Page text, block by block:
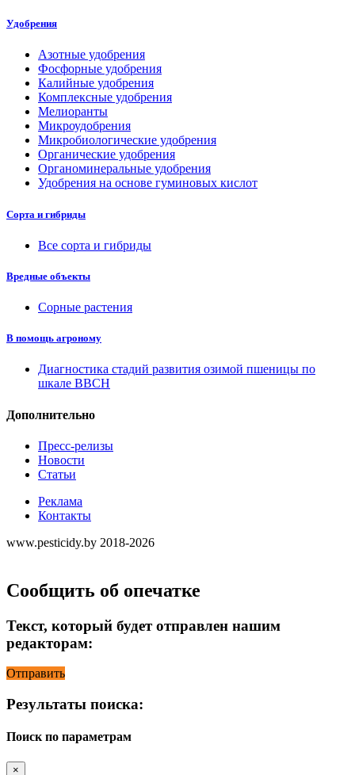
Удобрения
Азотные удобрения
Фосфорные удобрения
Калийные удобрения
Комплексные удобрения
Мелиоранты
Микроудобрения
Микробиологические удобрения
Органические удобрения
Органоминеральные удобрения
Удобрения на основе гуминовых кислот
Сорта и гибриды
Все сорта и гибриды
Вредные объекты
Сорные растения
В помощь агроному
Диагностика стадий развития озимой пшеницы по
шкале ВВСН
Дополнительно
Пресс-релизы
Новости
Статьи
Реклама
Контакты
www.pesticidy.by 2018-2026
Сообщить об опечатке
Текст, который будет отправлен нашим
редакторам:
Отправить
Результаты поиска:
Поиск по параметрам
×